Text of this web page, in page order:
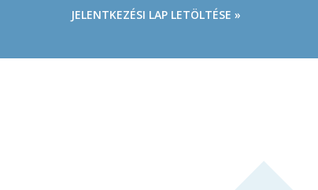
JELENTKEZÉSI LAP LETÖLTÉSE »